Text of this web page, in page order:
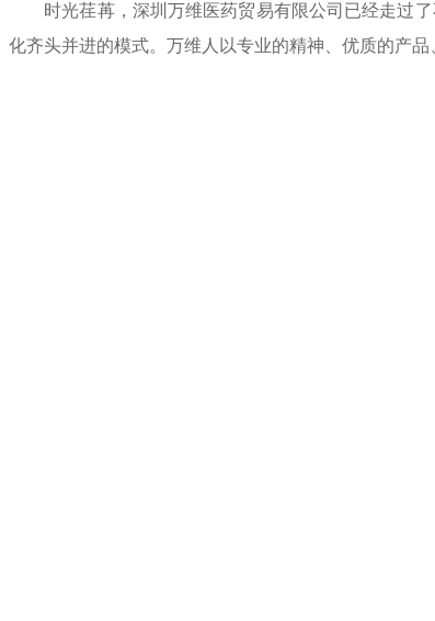
时光荏苒，深圳万维医药贸易有限公司已经走过了
化齐头并进的模式。万维人以专业的精神、优质的产